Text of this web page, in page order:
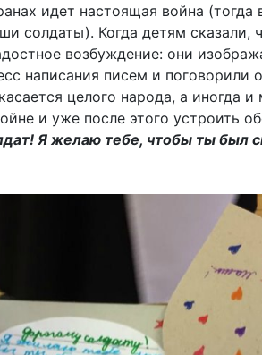
идет настоящая война
солдаты). Когда детям сказали,
возбуждение: они
написания писем и поговорили
целого народа, а иногда
и уже после этого устроить
Я желаю тебе, чтобы ты